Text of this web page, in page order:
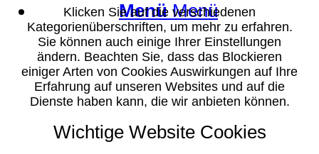
Menü Menü
Klicken Sie auf die verschiedenen
Kategorienüberschriften, um mehr zu erfahren.
Sie können auch einige Ihrer Einstellungen
ändern. Beachten Sie, dass das Blockieren
einiger Arten von Cookies Auswirkungen auf Ihre
Erfahrung auf unseren Websites und auf die
Dienste haben kann, die wir anbieten können.
Wichtige Website Cookies